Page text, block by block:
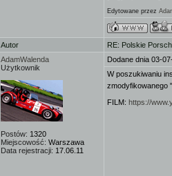
Edytowane przez
Autor
RE: Polskie
AdamWalenda
Użytkownik
Postów: 1320
Miejscowość: Warszawa
Data rejestracji: 17.06.11
Dodane dnia 03-
W poszukiwaniu
zmodyfikowanego
FILM: https://